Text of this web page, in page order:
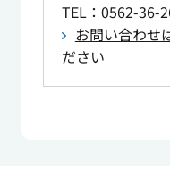
TEL：0562-36-
お問い合わせ
ださい